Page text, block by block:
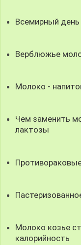
Всемирный
Верблюжье
Молоко -
Чем заменить
лактозы
Молоко козье
калорийность